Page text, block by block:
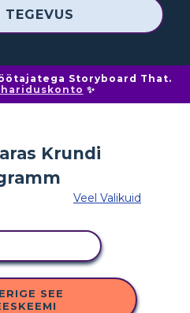
TEGEVUS
Storyboard That.
✨
Veel Valikuid
SEE